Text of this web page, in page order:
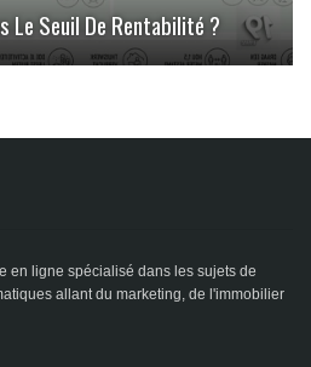
Le Seuil De Rentabilité ?
en ligne spécialisé dans les sujets de
allant du marketing, de l'immobilier